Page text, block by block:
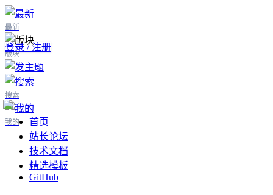
最新
版块
搜索
我的
登录 / 注册
首页
站长论坛
技术文档
精选模板
GitHub